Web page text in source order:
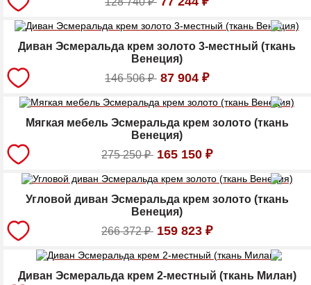
Диван Эсмеральда крем золото 3-местный (ткань
Венеция)
146 506₽ 87 904 ₽
Мягкая мебель Эсмеральда крем золото (ткань
Венеция)
275 250₽ 165 150 ₽
Угловой диван Эсмеральда крем золото (ткань
Венеция)
266 372₽ 159 823 ₽
Диван Эсмеральда крем 2-местный (ткань Милан)